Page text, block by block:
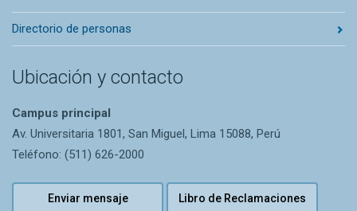
Directorio de personas
Ubicación y contacto
Campus principal
Av. Universitaria 1801, San Miguel, Lima 15088, Perú
Teléfono: (511) 626-2000
Enviar mensaje Libro de Reclamaciones